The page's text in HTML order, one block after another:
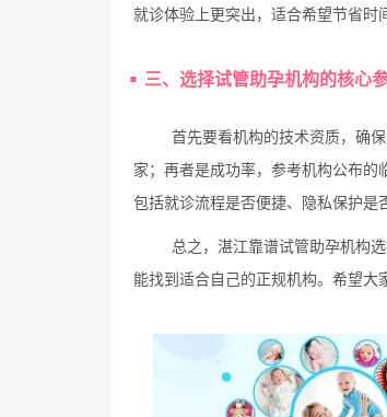
就诊体验上更突出，适合希望节省时
三、选择试管助孕机构的核心
首先要看机构的技术资质，确
家；再者是成功率，参考机构公布的
包括就诊流程是否便捷、隐私保护是
总之，湛江靠谱试管助孕机构
能找到适合自己的正规机构。希望大